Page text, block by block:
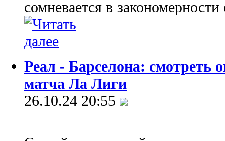
сомневается в
Реал - Барселона: смотреть
матча Ла Лиги
26.10.24 20:55